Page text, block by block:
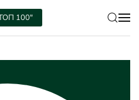
100"